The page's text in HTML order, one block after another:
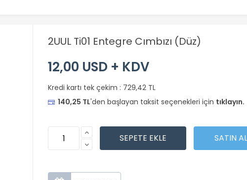
2UUL Ti01 Entegre Cımbızı (Düz)
12,00 USD + KDV
Kredi kartı tek çekim : 729,42 TL
140,25 TL'den başlayan taksit seçenekleri için tıklayın.